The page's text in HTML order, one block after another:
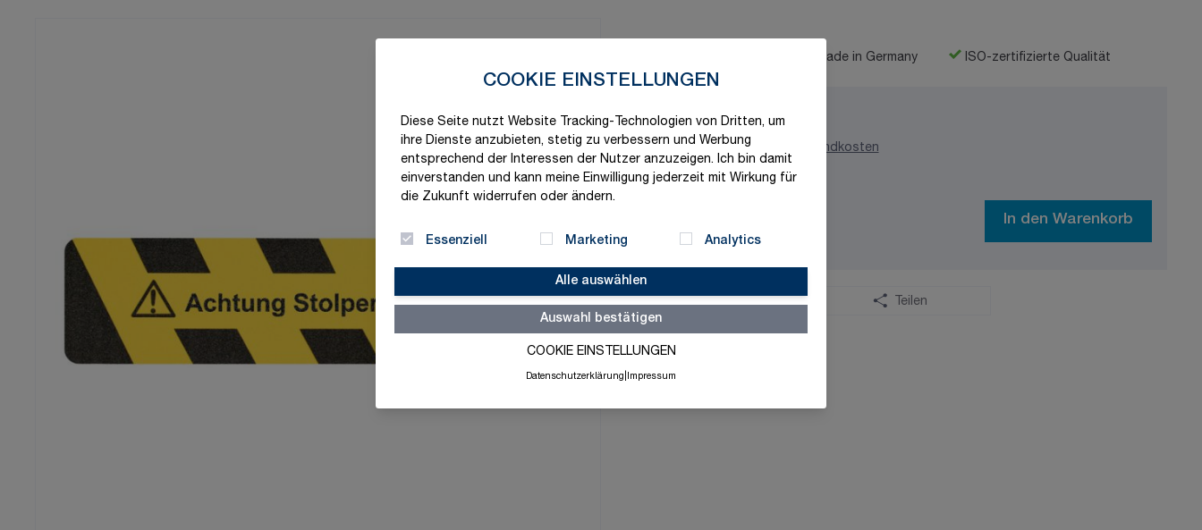
COOKIE EINSTELLUNGEN
Diese Seite nutzt Website Tracking-Technologien von Dritten, um
ihre Dienste anzubieten, stetig zu verbessern und Werbung
entsprechend der Interessen der Nutzer anzuzeigen. Ich bin damit
einverstanden und kann meine Einwilligung jederzeit mit Wirkung für
die Zukunft widerrufen oder ändern.
Essenziell Marketing Analytics
Alle auswählen
Auswahl bestätigen
COOKIE EINSTELLUNGEN
Datenschutzerklärung Impressum
Made in Germany ISO-zertifizierte Qualität
34,94 €
exklusive MwSt. und zzgl. Versandkosten
Versandbereit in 3-5 Tage
In den Warenkorb
Merkliste Teilen